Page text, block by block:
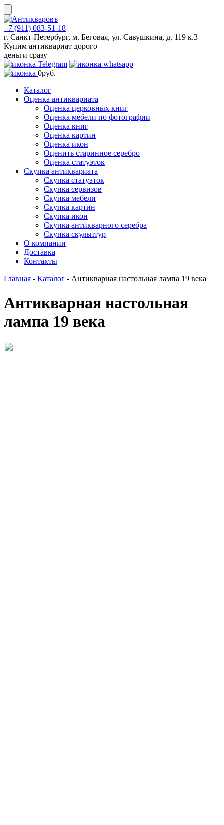
Skip
to
content
+7 (911) 083-51-18
г. Санкт-Петербург, м. Беговая, ул. Савушкина, д. 119 к.3
Купим антиквариат дорого
деньги сразу
0руб.
Каталог
Оценка антиквариата
Оценка церковных книг
Оценка мебели по фотографии
Оценка книг
Оценка картин
Оценка икон
Оценить старинное серебро
Оценка статуэток
Скупка антиквариата
Скупка статуэток
Скупка сервизов
Скупка мебели
Скупка картин
Скупка икон
Скупка антикварного серебра
Скупка скульптур
О компании
Доставка
Контакты
Главная - Каталог - Антикварная настольная лампа 19 века
Антикварная настольная
лампа 19 века